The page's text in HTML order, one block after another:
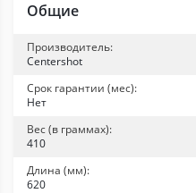
Общие
Производитель:
Centershot
Срок гарантии (мес):
Нет
Вес (в граммах):
410
Длина (мм):
620